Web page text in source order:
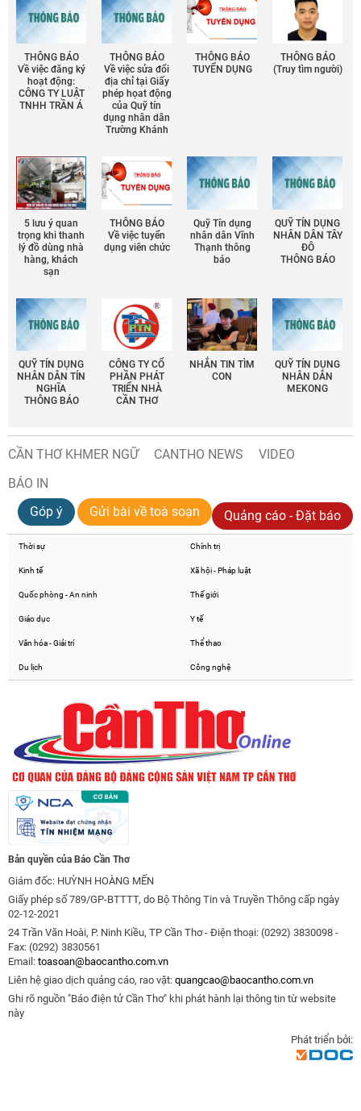
THÔNG BÁO
Về việc đăng ký
hoạt động:
CÔNG TY LUẬT
TNHH TRẦN Á
THÔNG BÁO
Về việc sửa đổi
địa chỉ tại Giấy
phép họat động
của Quỹ tín
dụng nhân dân
Trường Khánh
THÔNG BÁO
TUYỂN DỤNG
THÔNG BÁO
(Truy tìm người)
5 lưu ý quan
trọng khi thanh
lý đồ dùng nhà
hàng, khách
sạn
THÔNG BÁO
Về việc tuyển
dụng viên chức
Quỹ Tín dụng
nhân dân Vĩnh
Thạnh thông
báo
QUỸ TÍN DỤNG
NHÂN DÂN TÂY
ĐÔ
THÔNG BÁO
QUỸ TÍN DỤNG
NHÂN DÂN TÍN
NGHĨA
THÔNG BÁO
CÔNG TY CỔ
PHẦN PHÁT
TRIỂN NHÀ
CẦN THƠ
NHẮN TIN TÌM
CON
QUỸ TÍN DỤNG
NHÂN DÂN
MEKONG
CẦN THƠ KHMER NGỮ CANTHO NEWS
VIDEO
BÁO IN
Góp ý
Gửi bài về toà soạn Quảng cáo - Đặt báo
Thời sự Chính trị
Kinh tế Xã hội - Pháp luật
Quốc phòng - An ninh Thế giới
Giáo dục Y tế
Văn hóa - Giải trí Thể thao
Du lịch Công nghệ
Bản quyền của Báo Cần Thơ
Giám đốc: HUỲNH HOÀNG MẾN
Giấy phép số 789/GP-BTTTT, do Bộ Thông Tin và Truyền Thông cấp ngày
02-12-2021
24 Trần Văn Hoài, P. Ninh Kiều, TP Cần Thơ - Điện thoại: (0292) 3830098 -
Fax: (0292) 3830561
Email: toasoan@baocantho.com.vn
Liên hệ giao dịch quảng cáo, rao vặt: quangcao@baocantho.com.vn
Ghi rõ nguồn "Báo điện tử Cần Thơ" khi phát hành lại thông tin từ website
này
Phát triển bởi: